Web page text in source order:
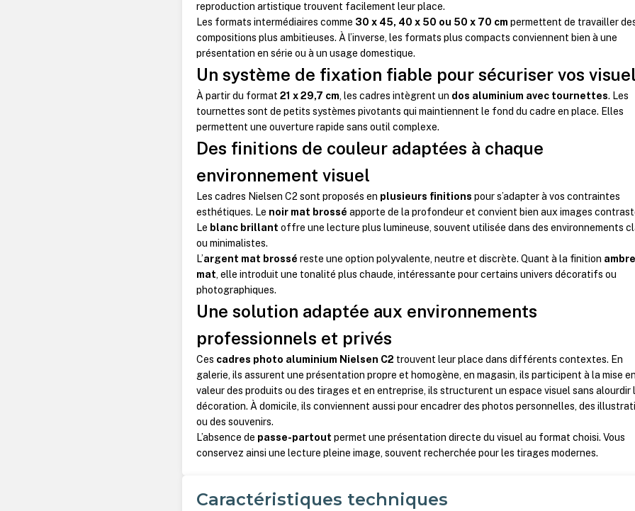
reproduction artistique trouvent facilement leur place.
Les formats intermédiaires comme 30 x 45, 40 x 50 ou 50 x 70 cm permettent de travailler
compositions plus ambitieuses. À l’inverse, les formats plus compacts conviennent bien à une
présentation en série ou à un usage domestique.
Un système de fixation fiable pour sécuriser vos
À partir du format21 x 29,7 cm, les cadres intègrent un dos aluminium avec tournettes. Les
tournettes sont de petits systèmes pivotants qui maintiennent le fond du cadre en place. Elles
permettent une ouverture rapide sans outil complexe.
Des finitions de couleur adaptées à chaque
environnement visuel
Les cadres Nielsen C2 sont proposés en plusieurs finitions pour s’adapter à vos contraintes
esthétiques. Le noir mat brossé apporte de la profondeur et convient bien aux images
Le blanc brillant offre une lecture plus lumineuse, souvent utilisée dans des environnements
ou minimalistes.
L’argent mat brossé reste une option polyvalente, neutre et discrète. Quant à la finition ambre
mat, elle introduit une tonalité plus chaude, intéressante pour certains univers décoratifs ou
photographiques.
Une solution adaptée aux environnements
professionnels et privés
Ces cadres photo aluminium Nielsen C2 trouvent leur place dans différents contextes. En
galerie, ils assurent une présentation propre et homogène, en magasin, ils participent à la mise en
valeur des produits ou des tirages et en entreprise, ils structurent un espace visuel sans alourdir
décoration.À domicile, ils conviennent aussi pour encadrer des photos personnelles, des
ou des souvenirs.
L’absence de passe-partout permet une présentation directe du visuel au format choisi. Vous
conservez ainsi une lecture pleine image, souvent recherchée pour les tirages modernes.
Caractéristiques techniques